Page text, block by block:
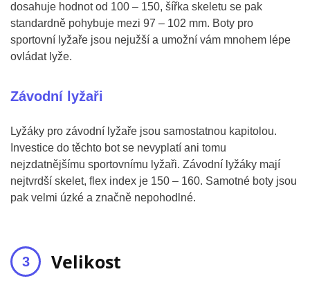
dosahuje hodnot od 100 – 150, šířka skeletu se pak
standardně pohybuje mezi 97 – 102 mm. Boty pro
sportovní lyžaře jsou nejužší a umožní vám mnohem lépe
ovládat lyže.
Závodní lyžaři
Lyžáky pro závodní lyžaře jsou samostatnou kapitolou.
Investice do těchto bot se nevyplatí ani tomu
nejzdatnějšímu sportovnímu lyžaři. Závodní lyžáky mají
nejtvrdší skelet, flex index je 150 – 160. Samotné boty jsou
pak velmi úzké a značně nepohodlné.
Velikost